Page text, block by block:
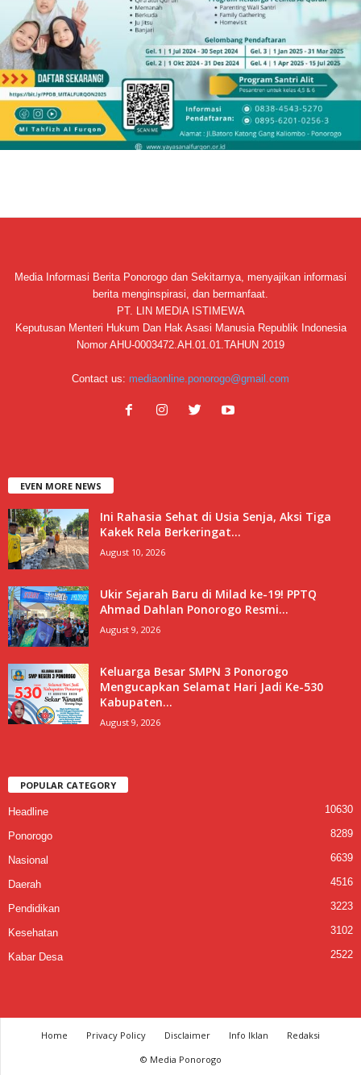
Media Informasi Berita Ponorogo dan Sekitarnya, menyajikan informasi
berita menginspirasi, dan bermanfaat.
PT. LIN MEDIA ISTIMEWA
Keputusan Menteri Hukum Dan Hak Asasi Manusia Republik Indonesia
Nomor AHU-0003472.AH.01.01.TAHUN 2019
Contact us: mediaonline.ponorogo@gmail.com
EVEN MORE NEWS
Ini Rahasia Sehat di Usia Senja, Aksi Tiga
Kakek Rela Berkeringat...
August 10, 2026
Ukir Sejarah Baru di Milad ke-19! PPTQ
Ahmad Dahlan Ponorogo Resmi...
August 9, 2026
Keluarga Besar SMPN 3 Ponorogo
Mengucapkan Selamat Hari Jadi Ke-530
Kabupaten...
August 9, 2026
POPULAR CATEGORY
Headline 10630
Ponorogo 8289
Nasional 6639
Daerah 4516
Pendidikan 3223
Kesehatan 3102
Kabar Desa 2522
Home Privacy Policy Disclaimer Info Iklan
Redaksi
© Media Ponorogo